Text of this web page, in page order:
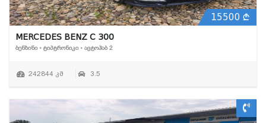
15500
MERCEDES BENZ C 300
ᲑᲔᲜᲖᲘᲜᲘ • ᲢᲘᲞᲢᲠᲝᲜᲘᲙᲘ • ᲐᲕᲢᲝᲰᲐᲑ 2
242844 კმ 3.5